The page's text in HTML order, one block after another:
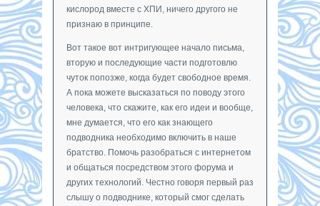
кислород вместе с ХПИ, ничего другого не
признаю в принципе.
Вот такое вот интригующее начало письма,
вторую и последующие части подготовлю
чуток попозже, когда будет свободное время.
А пока можете высказаться по поводу этого
человека, что скажите, как его идеи и вообще,
мне думается, что его как знающего
подводника необходимо включить в наше
братство. Помочь разобраться с интернетом
и общаться посредством этого форума и
других технологий. Честно говоря первый раз
слышу о подводнике, который смог сделать